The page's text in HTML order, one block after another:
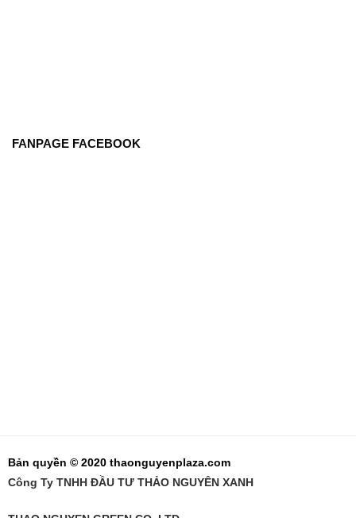
FANPAGE FACEBOOK
Bản quyền © 2020 thaonguyenplaza.com
Công Ty TNHH ĐẦU TƯ THẢO NGUYÊN XANH